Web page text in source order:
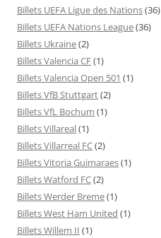
Billets UEFA Ligue des Nations(36)
Billets UEFA Nations League(36)
Billets Ukraine(2)
Billets Valencia CF(1)
Billets Valencia Open 501 (1)
Billets VfB Stuttgart(2)
Billets VfL Bochum (1)
Billets Villareal(1)
Billets Villarreal FC(2)
Billets Vitoria Guimaraes(1)
Billets Watford FC(2)
Billets Werder Breme(1)
Billets West Ham United (1)
Billets Willem II (1)